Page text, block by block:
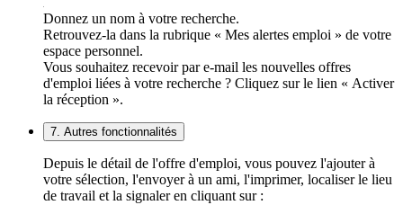
Donnez un nom à votre recherche.
Retrouvez-la dans la rubrique « Mes alertes emploi » de votre
espace personnel.
Vous souhaitez recevoir par e-mail les nouvelles offres
d'emploi liées à votre recherche ? Cliquez sur le lien « Activer
la réception ».
7. Autres fonctionnalités
Depuis le détail de l'offre d'emploi, vous pouvez l'ajouter à
votre sélection, l'envoyer à un ami, l'imprimer, localiser le lieu
de travail et la signaler en cliquant sur :